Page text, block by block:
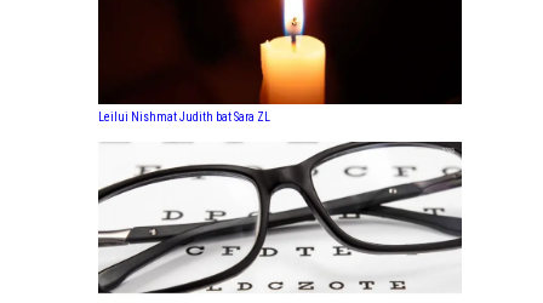
Leilui Nishmat Judith bat Sara ZL